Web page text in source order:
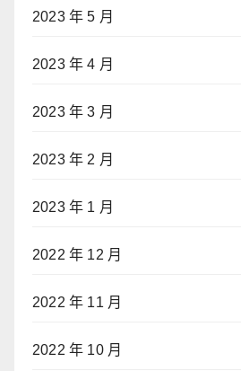
2023 年 5 月
2023 年 4 月
2023 年 3 月
2023 年 2 月
2023 年 1 月
2022 年 12 月
2022 年 11 月
2022 年 10 月